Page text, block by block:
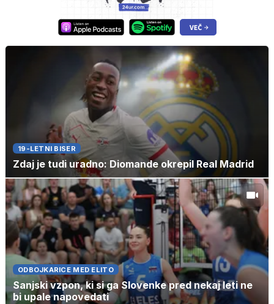
19-LETNI BISER
Zdaj je tudi uradno: Diomande okrepil Real Madrid
ODBOJKARICE MED ELITO
Sanjski vzpon, ki si ga Slovenke pred nekaj leti ne
bi upale napovedati